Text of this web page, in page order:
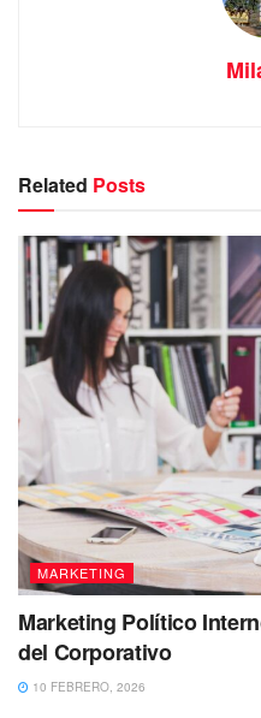
Related Posts
MARKETING
Marketing Político
del Corporativo
10 FEBRERO, 2026